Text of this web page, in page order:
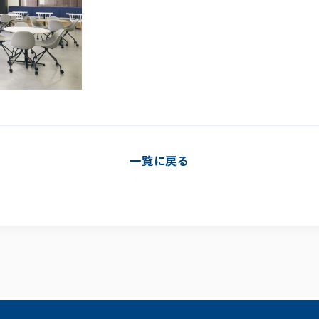
一覧に戻る